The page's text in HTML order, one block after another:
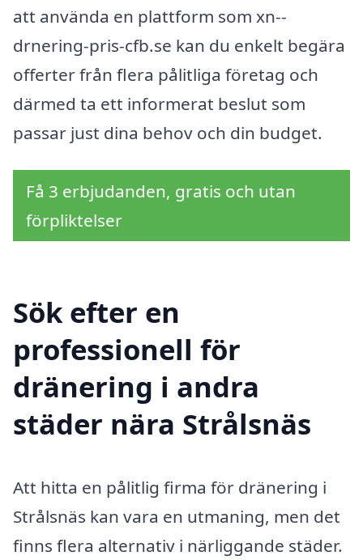
att använda en plattform som xn--
drnering-pris-cfb.se kan du enkelt begära
offerter från flera pålitliga företag och
därmed ta ett informerat beslut som
passar just dina behov och din budget.
Få 3 erbjudanden, gratis och utan
förpliktelser
Sök efter en
professionell för
dränering i andra
städer nära Strålsnäs
Att hitta en pålitlig firma för dränering i
Strålsnäs kan vara en utmaning, men det
finns flera alternativ i närliggande städer.